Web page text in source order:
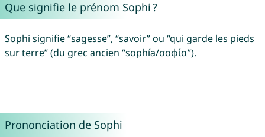
Que signifie le prénom Sophi ?
Sophi signifie “sagesse”, “savoir” ou “qui garde les pieds
sur terre” (du grec ancien “sophía/σοφία”).
Prononciation de Sophi